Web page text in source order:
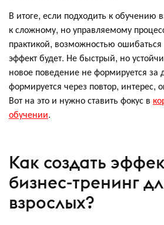
В итоге, если подходить к обучению
к сложному, но управляемому
практикой, возможностью
эффект будет. Не быстрый, но
новое поведение не формируется за
формируется через повтор, интерес,
Вот на это и нужно ставить фокус в
обучении.
Как создать
бизнес-тренинг
взрослых?